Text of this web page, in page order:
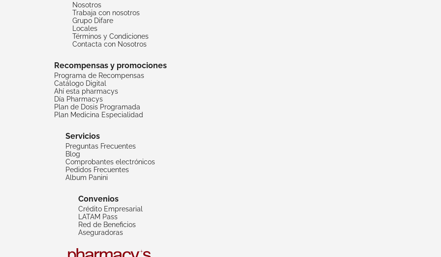
Nosotros
Trabaja con nosotros
Grupo Difare
Locales
Términos y Condiciones
Contacta con Nosotros
Recompensas y promociones
Programa de Recompensas
Catálogo Digital
Ahí esta pharmacys
Día Pharmacys
Plan de Dosis Programada
Plan Medicina Especialidad
Servicios
Preguntas Frecuentes
Blog
Comprobantes electrónicos
Pedidos Frecuentes
Album Panini
Convenios
Crédito Empresarial
LATAM Pass
Red de Beneficios
Aseguradoras